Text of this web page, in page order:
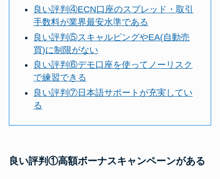
良い評判④ECN口座のスプレッド・取引
手数料が業界最安水準である
良い評判⑤スキャルピングやEA(自動売
買)に制限がない
良い評判⑥デモ口座を使ってノーリスク
で練習できる
良い評判⑦日本語サポートが充実してい
る
良い評判①高額ボーナスキャンペーンがある